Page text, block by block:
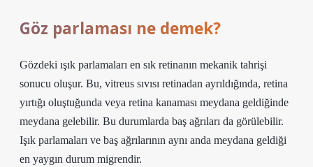
Göz parlaması ne demek?
Gözdeki ışık parlamaları en sık retinanın mekanik tahrişi
sonucu oluşur. Bu, vitreus sıvısı retinadan ayrıldığında, retina
yırtığı oluştuğunda veya retina kanaması meydana geldiğinde
meydana gelebilir. Bu durumlarda baş ağrıları da görülebilir.
Işık parlamaları ve baş ağrılarının aynı anda meydana geldiği
en yaygın durum migrendir.